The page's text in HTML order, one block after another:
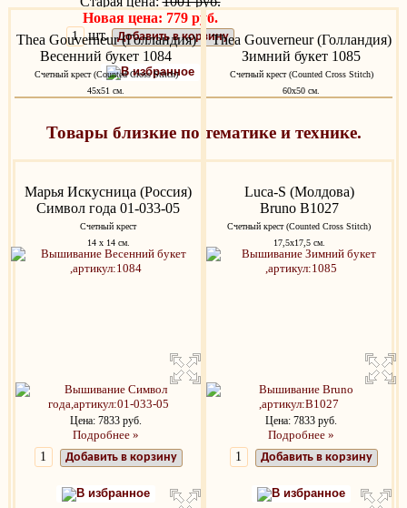
Новая цена: 779 руб.
шт. Добавить в корзину
В избранное
Товары близкие по тематике и технике.
Марья Искусница (Россия)
Символ года 01-033-05
Счетный крест
14 х 14 см.
Luca-S (Молдова)
Bruno B1027
Счетный крест (Counted Cross Stitch)
17,5х17,5 см.
Thea Gouverneur (Голландия)
Весенний букет 1084
Счетный крест (Counted Cross Stitch)
45х51 см.
Цена: 7833 руб.
Подробнее »
Добавить в корзину
В избранное
Thea Gouverneur (Голландия)
Зимний букет 1085
Счетный крест (Counted Cross Stitch)
60х50 см.
Цена: 7833 руб.
Подробнее »
Добавить в корзину
В избранное